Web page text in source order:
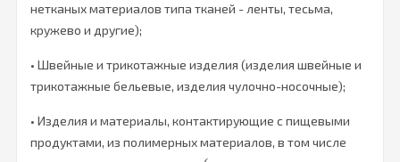
нетканых материалов типа тканей - ленты, тесьма,
кружево и другие);
• Швейные и трикотажные изделия (изделия швейные и
трикотажные бельевые, изделия чулочно-носочные);
• Изделия и материалы, контактирующие с пищевыми
продуктами, из полимерных материалов, в том числе